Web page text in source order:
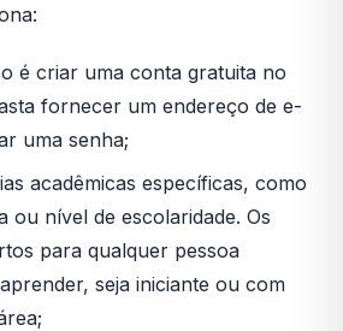
é criar uma conta gratuita no
fornecer um endereço de e-
uma senha;
acadêmicas específicas, como
ou nível de escolaridade. Os
para qualquer pessoa
seja iniciante ou com